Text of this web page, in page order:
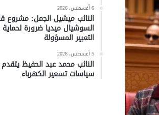
6 أغسطس، 2026
النائب ميشيل الجمل: مشروع
السوشيال ميديا ضرورة
التعبير المسؤولة
5 أغسطس، 2026
النائب محمد عبد الحفيظ
سياسات تسعير الكهرباء